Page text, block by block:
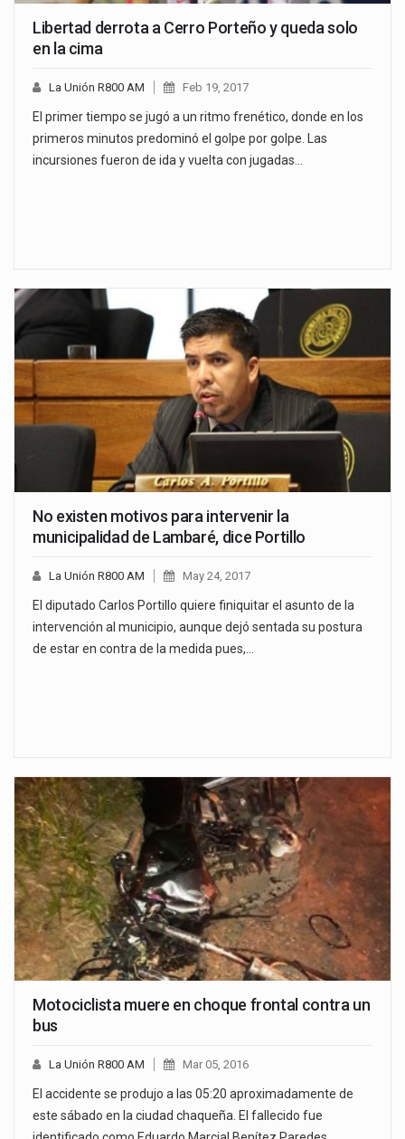
Libertad derrota a Cerro Porteño y queda solo
en la cima
La Unión R800 AM Feb 19, 2017
El primer tiempo se jugó a un ritmo frenético, donde en los
primeros minutos predominó el golpe por golpe. Las
incursiones fueron de ida y vuelta con jugadas…
No existen motivos para intervenir la
municipalidad de Lambaré, dice Portillo
La Unión R800 AM May 24, 2017
El diputado Carlos Portillo quiere finiquitar el asunto de la
intervención al municipio, aunque dejó sentada su postura
de estar en contra de la medida pues,…
Motociclista muere en choque frontal contra un
bus
La Unión R800 AM Mar 05, 2016
El accidente se produjo a las 05:20 aproximadamente de
este sábado en la ciudad chaqueña. El fallecido fue